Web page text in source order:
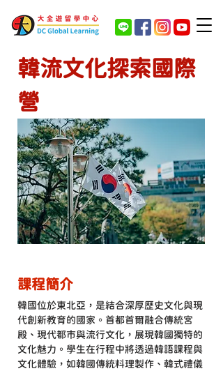
韓流文化探索國際
營
課程簡介
韓國位於東北亞，是結合深厚歷史文化與現
代創新教育的國家。首都首爾融合傳統宮
殿、現代都市與流行文化，展現韓國獨特的
文化魅力。學生在行程中將透過韓語課程與
文化體驗，如韓國傳統料理製作、韓式禮儀